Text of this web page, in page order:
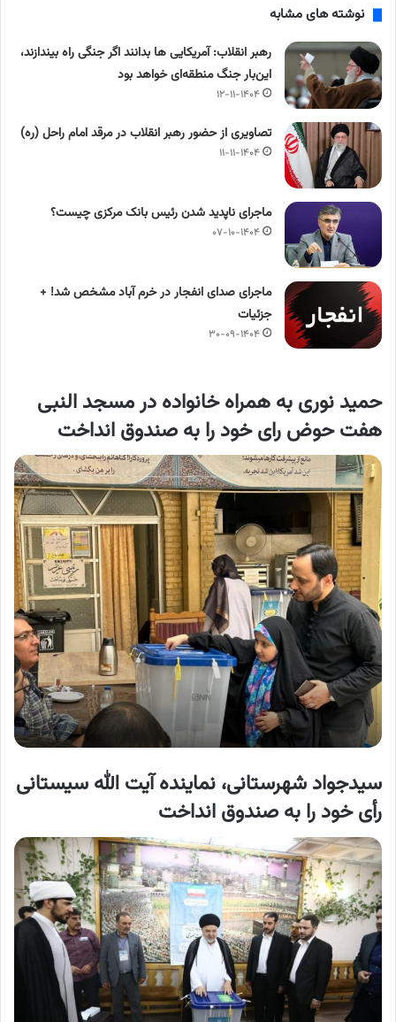
نوشته های مشابه
رهبر انقلاب: آمریکایی ها بدانند اگر جنگی راه بیندازند،
این‌بار جنگ منطقه‌ای خواهد بود
۱۲-۱۱-۱۴۰۴
تصاویری از حضور رهبر انقلاب در مرقد امام راحل (ره)
۱۱-۱۱-۱۴۰۴
ماجرای ناپدید شدن رئیس بانک مرکزی چیست؟
۰۷-۱۰-۱۴۰۴
ماجرای صدای انفجار در خرم آباد مشخص شد! +
جزئیات
۳۰-۰۹-۱۴۰۴
حمید نوری به همراه خانواده در مسجد النبی
هفت حوض رای خود را به صندوق انداخت​
سیدجواد شهرستانی، نماینده آیت الله سیستانی
رأی خود را به صندوق انداخت